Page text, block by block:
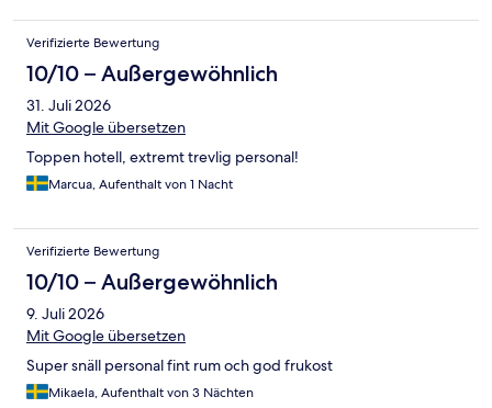
gesonderten Bereich für Allergiker oder für
Unverträglichkeiten: Auswahl an verschiedenen Milchsorten,
spezielles Müsli, usw.. Die Hotellobby mit Frühstücksbereich ist
schön gestaltet mit Tischtennisplatte. Die Rezeption ist immer
besetzt, es gibt eine Auswahl an warmen und kalten Getränken
sowie einer kleinen Speisekarte. Im Fitnessbereich gibt es ein
Verifizierte Bewertung
10/10 – Außergewöhnlich
31. Juli 2026
Mit Google übersetzen
Toppen hotell, extremt trevlig personal!
Marcua, Aufenthalt von 1 Nacht
Verifizierte Bewertung
10/10 – Außergewöhnlich
9. Juli 2026
Mit Google übersetzen
Super snäll personal fint rum och god frukost
Mikaela, Aufenthalt von 3 Nächten